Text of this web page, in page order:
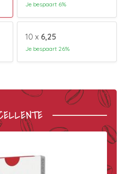
Je bespaart 6%
10 x 6,25
Je bespaart 26%